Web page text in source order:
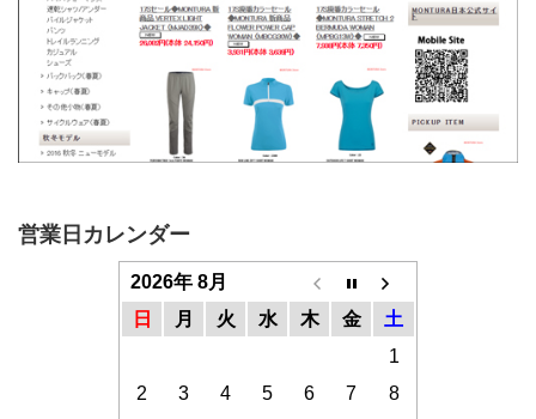
営業日カレンダー
2026年 8月
日
月 火 水 木 金
土
1
2
3 4 5 6 7
8